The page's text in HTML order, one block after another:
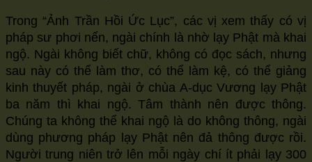
Trong “Ảnh Trần Hồi Ức Lục”, các vị xem thấy có vị
pháp sư phơi nến, ngài chính là nhờ lạy Phật mà khai
ngộ. Ngài không biết chữ, không có đọc sách, nhưng
sau này có thể làm thơ, có thể làm kệ, có thể giảng
kinh thuyết pháp, ngài ở chùa A-dục Vương lạy Phật
ba năm thì khai ngộ. Tâm thành nên được thông.
Chúng ta không thể khai ngộ là do không thông, ngài
dùng phương pháp lạy Phật nên đả thông được rồi.
Người trung niên trở lên mỗi ngày chí ít phải lạy 300